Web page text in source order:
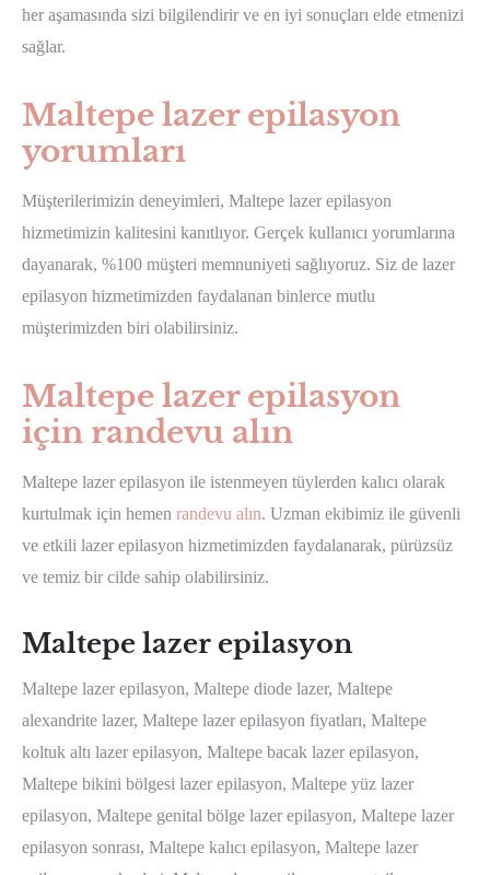
her aşamasında sizi bilgilendirir ve en iyi sonuçları elde etmenizi
sağlar.
Maltepe lazer epilasyon
yorumları
Müşterilerimizin deneyimleri, Maltepe lazer epilasyon
hizmetimizin kalitesini kanıtlıyor. Gerçek kullanıcı yorumlarına
dayanarak, %100 müşteri memnuniyeti sağlıyoruz. Siz de lazer
epilasyon hizmetimizden faydalanan binlerce mutlu
müşterimizden biri olabilirsiniz.
Maltepe lazer epilasyon
için randevu alın
Maltepe lazer epilasyon ile istenmeyen tüylerden kalıcı olarak
kurtulmak için hemen randevu alın. Uzman ekibimiz ile güvenli
ve etkili lazer epilasyon hizmetimizden faydalanarak, pürüzsüz
ve temiz bir cilde sahip olabilirsiniz.
Maltepe lazer epilasyon
Maltepe lazer epilasyon, Maltepe diode lazer, Maltepe
alexandrite lazer, Maltepe lazer epilasyon fiyatları, Maltepe
koltuk altı lazer epilasyon, Maltepe bacak lazer epilasyon,
Maltepe bikini bölgesi lazer epilasyon, Maltepe yüz lazer
epilasyon, Maltepe genital bölge lazer epilasyon, Maltepe lazer
epilasyon sonrası, Maltepe kalıcı epilasyon, Maltepe lazer